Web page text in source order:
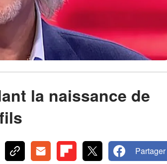
la naissance de
Partager